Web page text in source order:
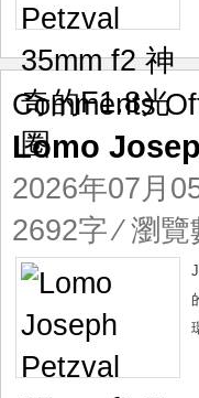
Comments
Lomo
2026年07月
2692字 ⁄ 瀏